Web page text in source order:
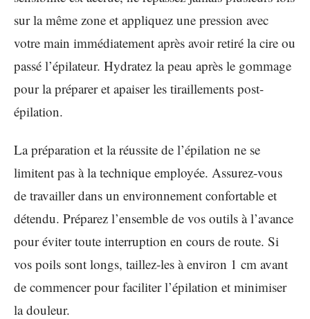
sur la même zone et appliquez une pression avec
votre main immédiatement après avoir retiré la cire ou
passé l’épilateur. Hydratez la peau après le gommage
pour la préparer et apaiser les tiraillements post-
épilation.
La préparation et la réussite de l’épilation ne se
limitent pas à la technique employée. Assurez-vous
de travailler dans un environnement confortable et
détendu. Préparez l’ensemble de vos outils à l’avance
pour éviter toute interruption en cours de route. Si
vos poils sont longs, taillez-les à environ 1 cm avant
de commencer pour faciliter l’épilation et minimiser
la douleur.